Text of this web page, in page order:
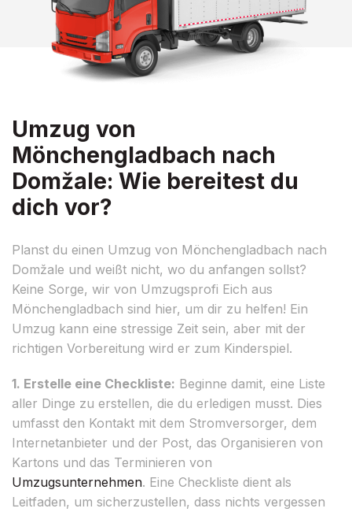
Umzug von
Mönchengladbach nach
Domžale: Wie bereitest du
dich vor?
Planst du einen Umzug von Mönchengladbach nach
Domžale und weißt nicht, wo du anfangen sollst?
Keine Sorge, wir von Umzugsprofi Eich aus
Mönchengladbach sind hier, um dir zu helfen! Ein
Umzug kann eine stressige Zeit sein, aber mit der
richtigen Vorbereitung wird er zum Kinderspiel.
1. Erstelle eine Checkliste: Beginne damit, eine Liste
aller Dinge zu erstellen, die du erledigen musst. Dies
umfasst den Kontakt mit dem Stromversorger, dem
Internetanbieter und der Post, das Organisieren von
Kartons und das Terminieren von
Umzugsunternehmen. Eine Checkliste dient als
Leitfaden, um sicherzustellen, dass nichts vergessen